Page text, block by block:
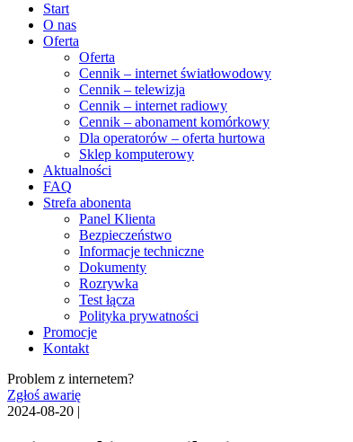
Start
O nas
Oferta
Oferta
Cennik – internet światłowodowy
Cennik – telewizja
Cennik – internet radiowy
Cennik – abonament komórkowy
Dla operatorów – oferta hurtowa
Sklep komputerowy
Aktualności
FAQ
Strefa abonenta
Panel Klienta
Bezpieczeństwo
Informacje techniczne
Dokumenty
Rozrywka
Test łącza
Polityka prywatności
Promocje
Kontakt
Problem z internetem?
Zgłoś awarię
2024-08-20 |